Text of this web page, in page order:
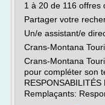
1 à 20 de 116 offres
Partager votre
Un/e assistant/e
Crans-Montana
Crans-Montana
pour compléter son
Remplaçants: